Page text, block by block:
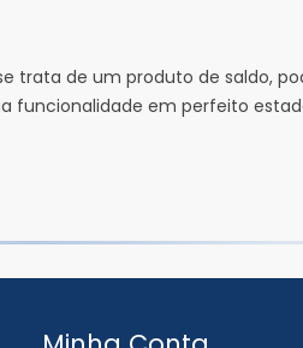
trata de um produto de saldo,
em perfeito